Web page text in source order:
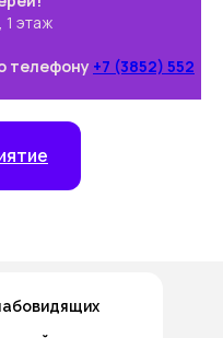
1 этаж
телефону +7 (3852) 552